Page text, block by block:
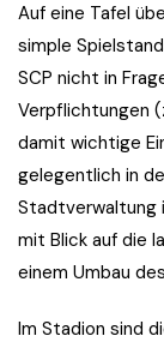
Auf eine Tafel
simple
SCP nicht in
Verpflichtungen
damit wichtige
gelegentlich in
Stadtverwaltung
mit Blick auf die
einem Umbau
Im Stadion sind